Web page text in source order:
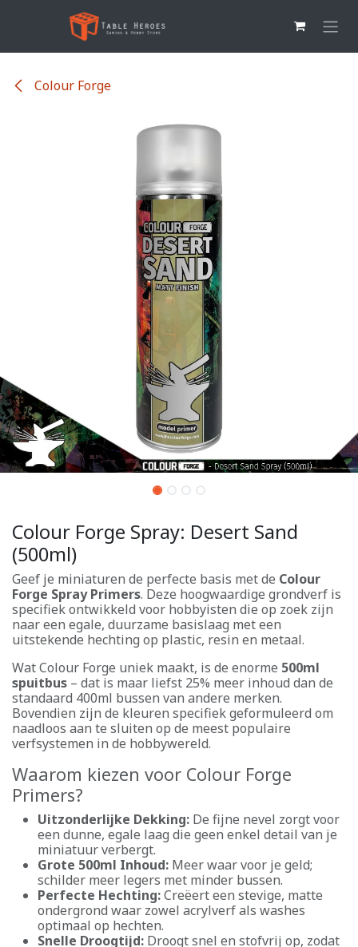
Overslaan naar inhoud
Colour Forge
Colour Forge Spray: Desert Sand
(500ml)
Geef je miniaturen de perfecte basis met de Colour
Forge Spray Primers. Deze hoogwaardige grondverf is
specifiek ontwikkeld voor hobbyisten die op zoek zijn
naar een egale, duurzame basislaag met een
uitstekende hechting op plastic, resin en metaal.
Wat Colour Forge uniek maakt, is de enorme 500ml
spuitbus – dat is maar liefst 25% meer inhoud dan de
standaard 400ml bussen van andere merken.
Bovendien zijn de kleuren specifiek geformuleerd om
naadloos aan te sluiten op de meest populaire
verfsystemen in de hobbywereld.
Waarom kiezen voor Colour Forge
Primers?
Uitzonderlijke Dekking: De fijne nevel zorgt voor
een dunne, egale laag die geen enkel detail van je
miniatuur verbergt.
Grote 500ml Inhoud: Meer waar voor je geld;
schilder meer legers met minder bussen.
Perfecte Hechting:Creëert een stevige, matte
ondergrond waar zowel acrylverf als washes
optimaal op hechten.
Snelle Droogtijd: Droogt snel en stofvrij op, zodat